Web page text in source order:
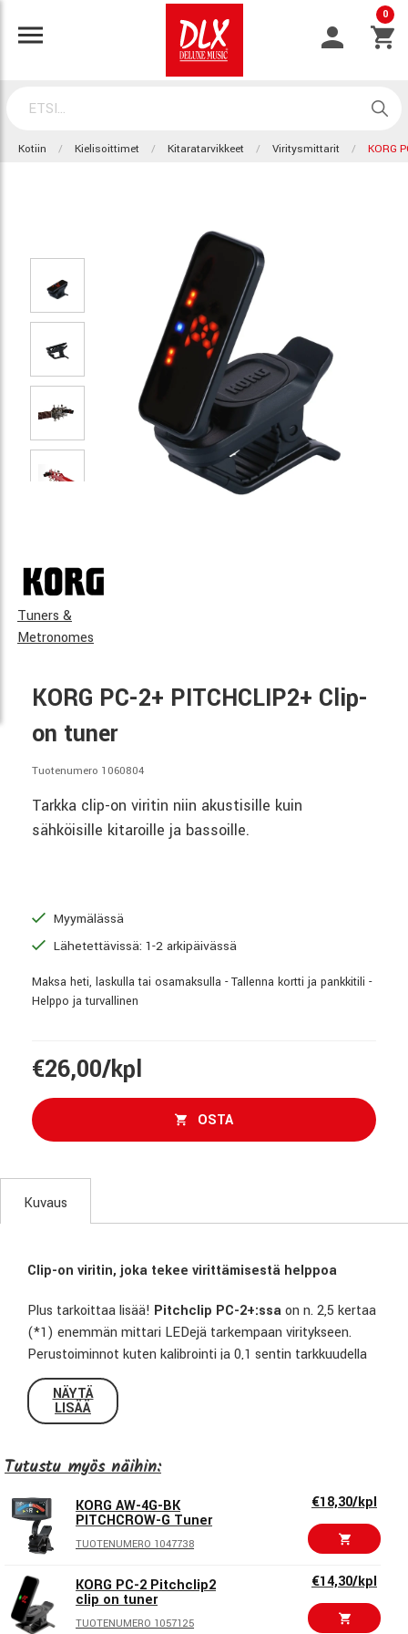
0
Kotiin Kielisoittimet Kitaratarvikkeet Viritysmittarit KORG
Tuners &
Metronomes
KORG PC-2+ PITCHCLIP2+ Clip-
on tuner
Tuotenumero 1060804
Tarkka clip-on viritin niin akustisille kuin
sähköisille kitaroille ja bassoille.
Myymälässä
Lähetettävissä: 1-2 arkipäivässä
Maksa heti, laskulla tai osamaksulla - Tallenna kortti ja pankkitili -
Helppo ja turvallinen
€26,00/kpl
OSTA
Kuvaus
Clip-on viritin, joka tekee virittämisestä helppoa
Plus tarkoittaa lisää! Pitchclip PC-2+:ssaon n. 2,5 kertaa
(*1) enemmän mittari LEDejä tarkempaan viritykseen.
Perustoiminnot kuten kalibrointi ja 0,1 sentin tarkkuudella
virittäminen (*2) on nyt viety uudelle tasolle. Lisäksi näyttö
kääntyy nyt myös sivusuunnassa helpottaen käyttöä.
*2: Strobe tai Half Strobe tiloissa.
NÄYTÄ
LISÄÄ
Tutustu myös näihin:
KORG AW-4G-BK
PITCHCROW-G Tuner
TUOTENUMERO 1047738
€18,30/kpl
KORG PC-2 Pitchclip2
clip on tuner
TUOTENUMERO 1057125
€14,30/kpl